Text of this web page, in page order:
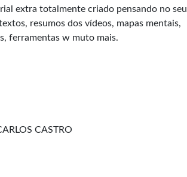
extra totalmente criado pensando no seu
resumos dos vídeos, mapas mentais,
ferramentas w muto mais.
CASTRO